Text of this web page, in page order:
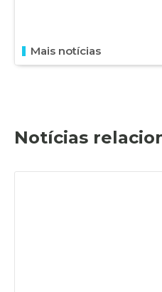
Mais notícias
Notícias